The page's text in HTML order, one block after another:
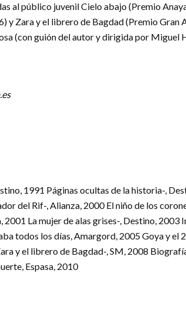
al público juvenil Cielo abajo (Premio
y Zara y el librero de Bagdad (Premio Gran
(con guión del autor y dirigida por Miguel
1991 Páginas ocultas de la historia-,
del Rif-, Alianza, 2000 El niño de los
La mujer de alas grises-, Destino, 2003
todos los días, Amargord, 2005 Goya y el
y el librero de Bagdad-, SM, 2008
Espasa, 2010